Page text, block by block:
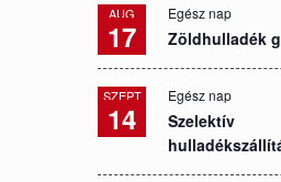
AUG
17
Egész nap
Zöldhulladék
SZEPT
14
Egész nap
Szelektív